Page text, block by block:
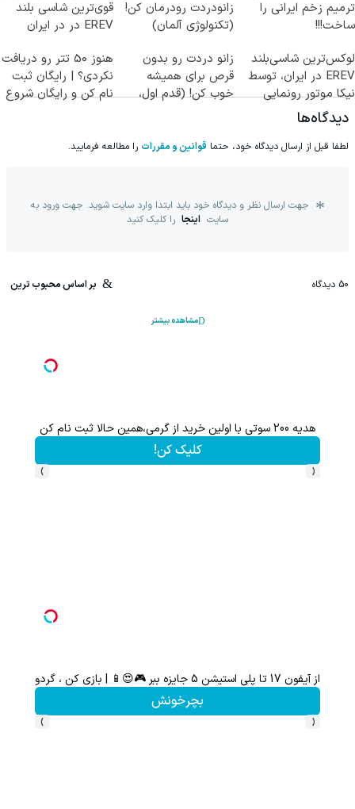
ترمیم زخم ایرانی را
ساخت!!!
زانودردت رودرمان کن!
(تکنولوژی آلمان)
قوی‌ترین شاسی بلند
EREV در در ایران
لوکس‌ترین شاسی‌بلند
EREV در ایران، توسط
نیکا موتور رونمایی
شد!
زانو دردت رو بدون
قرص برای همیشه
خوب کن! (قدم اول،
هنوز 50 تتر رو دریافت
نکردی؟ | رایگان ثبت
نام کن و رایگان شروع
دیدگاه‌ها
لطفا قبل از ارسال دیدگاه خود، حتما قوانین و مقررات را مطالعه فرمایید.
جهت ارسال نظر و دیدگاه خود باید ابتدا وارد سایت شوید. جهت ورود به
سایت اینجا را کلیک کنید
50 دیدگاه بر اساس محبوب ترین
مشاهده بیشتر
هدیه 200 سوتی با اولین خرید از گرمی،همین حالا ثبت نام کن
کلیک کن!
‹
›
از آیفون 17 تا پلی استیشن 5 جایزه ببر 🎮😍📱 | بازی کن ، گردونه بچرخون
بچرخونش
‹
›